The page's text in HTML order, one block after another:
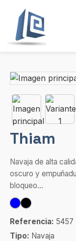
Thiam
Navaja de alta
oscuro y
bloqueo...
Referencia: 5457
Tipo: Navaja